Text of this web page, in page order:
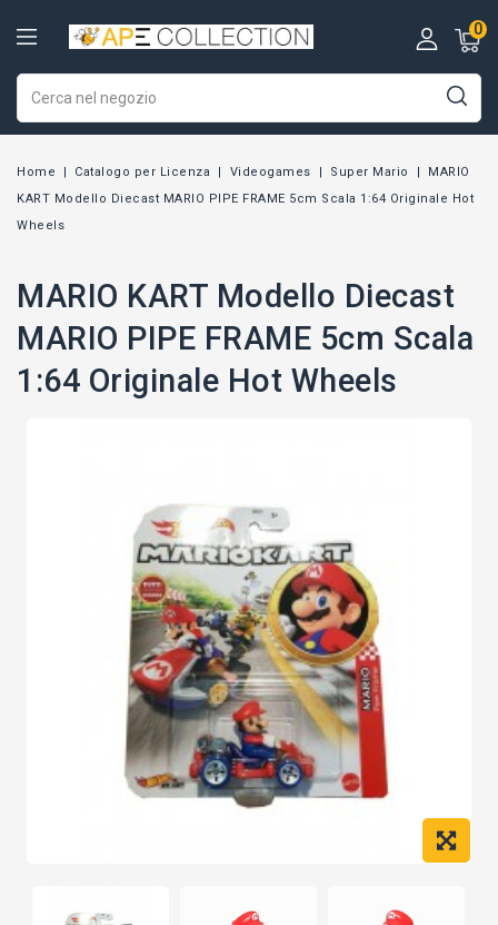
0
Home Catalogo per Licenza Videogames Super Mario
MARIO
KART Modello Diecast MARIO PIPE FRAME 5cm Scala 1:64 Originale Hot
Wheels
MARIO KART Modello Diecast
MARIO PIPE FRAME 5cm Scala
1:64 Originale Hot Wheels